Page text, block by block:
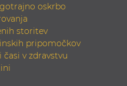
oskrbo
storitev
pripomočkov
v zdravstvu